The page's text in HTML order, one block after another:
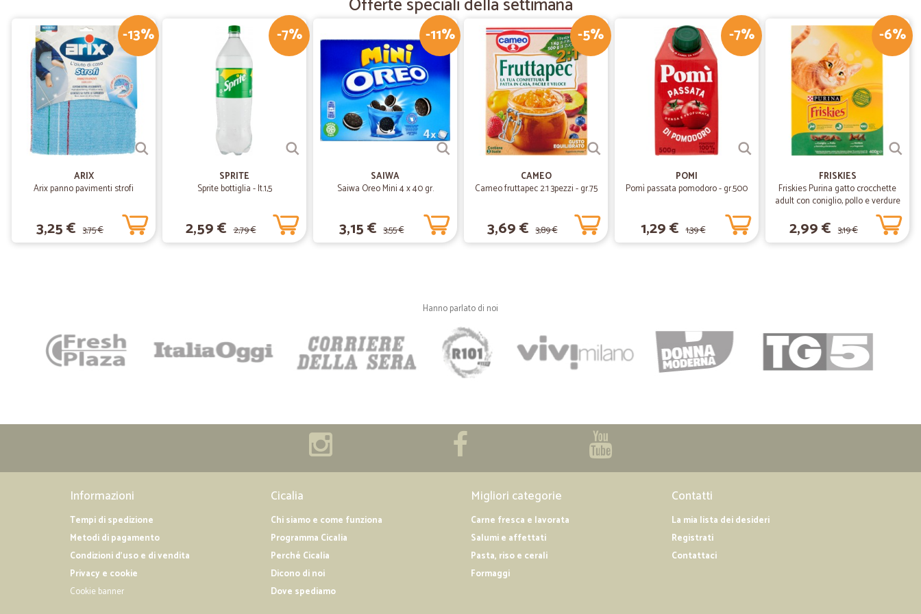
Validissimo consegna super rapida!
14/08/2019
—Ferrero M.
Spesafacile
Ottimi sia il servizio che la qualità dei prodotti
17/06/2019
—Ivano P.
Ottimo!!!!!!!!!!!!!!!!!!!!!!!!!!!!
Ottimo!!!!!!!!!!!!!!!!!!!!!!!!!!!!
-13%
ARIX
Arix panno pavimenti strofi
3,25 € 3,75 €
-7%
SPRITE
Sprite bottiglia - lt.1,5
2,59 € 2,79 €
-11%
SAIWA
Saiwa Oreo Mini 4 x 40 gr.
3,15 € 3,55 €
-5%
CAMEO
Cameo fruttapec 2:1 3pezzi - gr.75
3,69 € 3,89 €
-7%
POMI
Pomì passata pomodoro - gr.500
1,29 € 1,39 €
-6%
FRISKIES
Friskies Purina gatto crocchette
adult con coniglio, pollo e verdure
2,99 € 3,19 €
Hanno parlato di noi
Informazioni
Tempi di spedizione
Metodi di pagamento
Condizioni d'uso e di vendita
Privacy e cookie
Cookie banner
Cicalia
Chi siamo e come funziona
Programma Cicalia
Perché Cicalia
Dicono di noi
Dove spediamo
Migliori categorie
Carne fresca e lavorata
Salumi e affettati
Pasta, riso e cerali
Formaggi
Contatti
La mia lista dei desideri
Registrati
Contattaci